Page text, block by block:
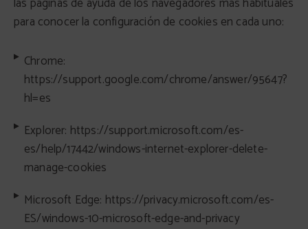
para conocer la configuración de cookies en cada uno:
Chrome:
https://support.google.com/chrome/answer/95647?
hl=es
Explorer: https://support.microsoft.com/es-
es/help/17442/windows-internet-explorer-delete-
manage-cookies
Microsoft Edge: https://privacy.microsoft.com/es-
ES/windows-10-microsoft-edge-and-privacy